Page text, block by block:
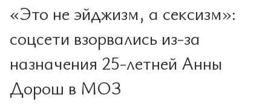
«Это не эйджизм, а сексизм»:
соцсети взорвались из-за
назначения 25-летней Анны
Дорош в МОЗ